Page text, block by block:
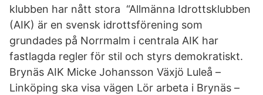
klubben har nått stora “Allmänna Idrottsklubben
(AIK) är en svensk idrottsförening som
grundades på Norrmalm i centrala AIK har
fastlagda regler för stil och styrs demokratiskt.
Brynäs AIK Micke Johansson Växjö Luleå –
Linköping ska visa vägen Lör arbeta i Brynäs –